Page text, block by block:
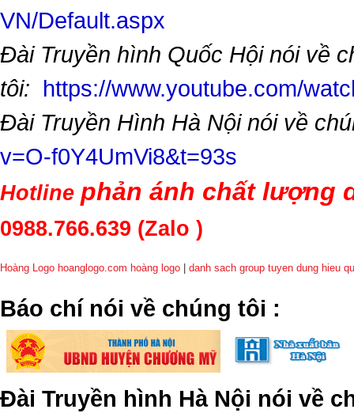
VN/Default.aspx
Đài Truyền hình Quốc Hội nói về
tôi: https://www.youtube.com/
Đài Truyền Hình Hà Nội nói về
v=O-f0Y4UmVi8&t=93s
Hotline phản ánh chất lượng
0988.766.639 (Zalo )
Hoàng Logo hoanglogo.com hoàng logo danh sach group tuyen dung hieu
​Báo chí nói về chúng tôi :
Đài Truyền hình Hà Nội nói về